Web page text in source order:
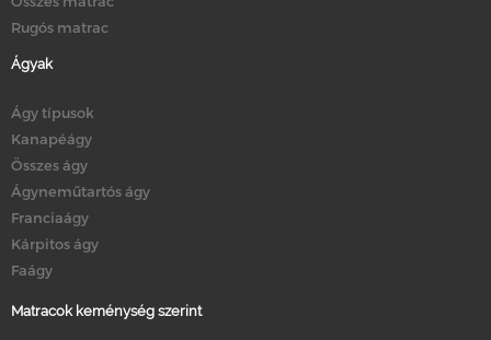
Rugós matrac
Ágyak
Ágy típusok
Kanapéágy
Összes ágy
Ágyneműtartós ágy
Franciaágy
Kárpitos ágy
Faágy
Matracok keménység szerint